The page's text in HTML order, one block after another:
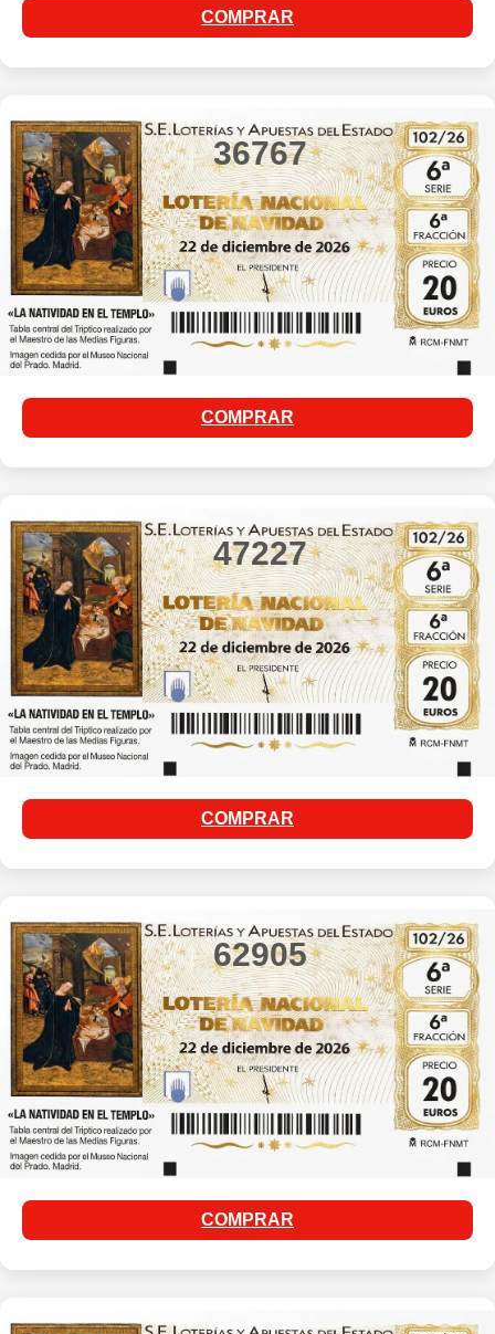
COMPRAR
36767
COMPRAR
47227
COMPRAR
62905
COMPRAR